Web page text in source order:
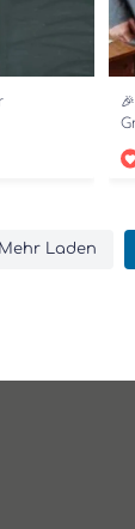
Mehr Laden